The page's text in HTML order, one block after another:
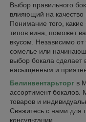
Выбор правильного
влияющий на качество
Понимание того,
типов вина, поможет
вкусом. Независимо
сомелье или
выбор бокала сделает
насыщенным и
Белинвентарьторг в
ассортимент бокалов.
товаров и
Свяжитесь с нами для
консультации.